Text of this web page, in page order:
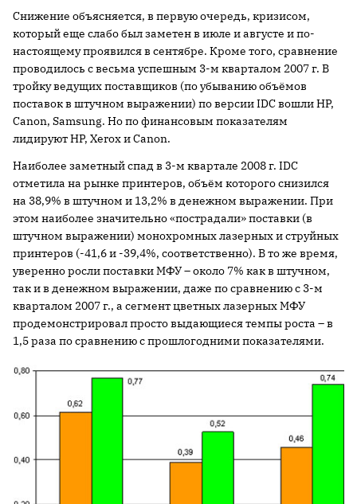
Снижение объясняется, в первую очередь, кризисом,
который еще слабо был заметен в июле и августе и по-
настоящему проявился в сентябре. Кроме того, сравнение
проводилось с весьма успешным 3-м кварталом 2007 г. В
тройку ведущих поставщиков (по убыванию объёмов
поставок в штучном выражении) по версии IDC вошли HP,
Canon, Samsung. Но по финансовым показателям
лидируют HP, Xerox и Canon.
Наиболее заметный спад в 3-м квартале 2008 г. IDC
отметила на рынке принтеров, объём которого снизился
на 38,9% в штучном и 13,2% в денежном выражении. При
этом наиболее значительно «пострадали» поставки (в
штучном выражении) монохромных лазерных и струйных
принтеров (-41,6 и -39,4%, соответственно). В то же время,
уверенно росли поставки МФУ – около 7% как в штучном,
так и в денежном выражении, даже по сравнению с 3-м
кварталом 2007 г., а сегмент цветных лазерных МФУ
продемонстрировал просто выдающиеся темпы роста – в
1,5 раза по сравнению с прошлогодними показателями.